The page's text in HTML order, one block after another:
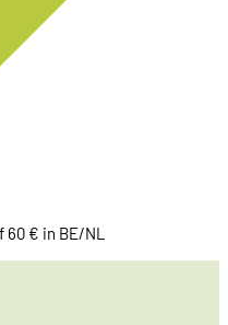
60 € in BE/NL